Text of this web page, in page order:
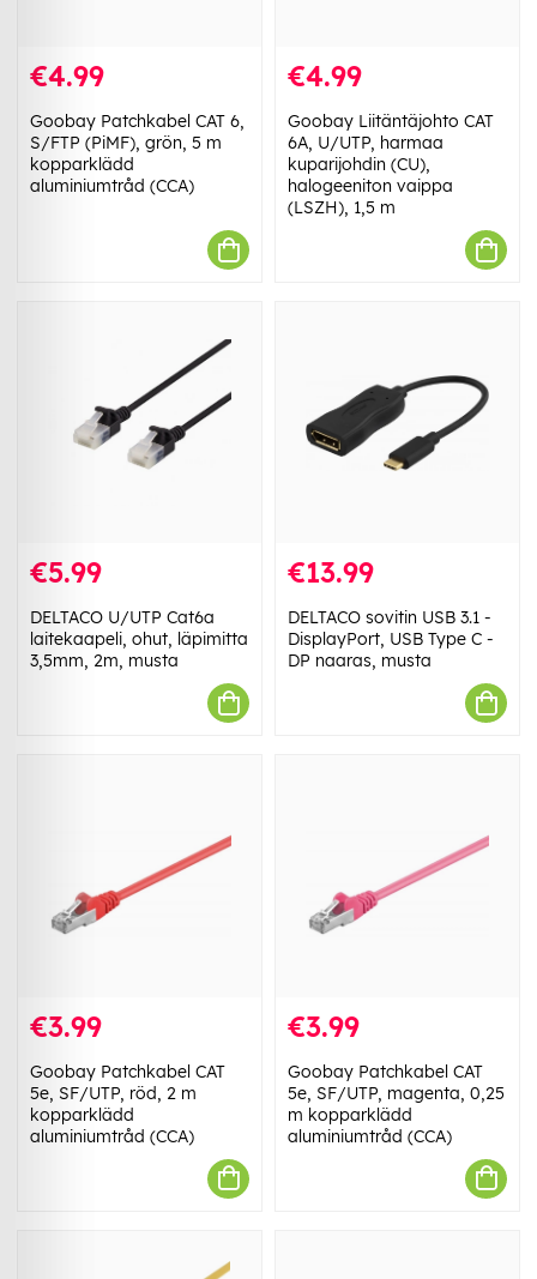
€4.99
Goobay Patchkabel CAT 6,
S/FTP (PiMF), grön, 5 m
kopparklädd
aluminiumtråd (CCA)
€4.99
Goobay Liitäntäjohto CAT
6A, U/UTP, harmaa
kuparijohdin (CU),
halogeeniton vaippa
(LSZH), 1,5 m
€5.99
DELTACO U/UTP Cat6a
laitekaapeli, ohut, läpimitta
3,5mm, 2m, musta
€13.99
DELTACO sovitin USB 3.1 -
DisplayPort, USB Type C -
DP naaras, musta
€3.99
Goobay Patchkabel CAT
5e, SF/UTP, röd, 2 m
kopparklädd
aluminiumtråd (CCA)
€3.99
Goobay Patchkabel CAT
5e, SF/UTP, magenta, 0,25
m kopparklädd
aluminiumtråd (CCA)